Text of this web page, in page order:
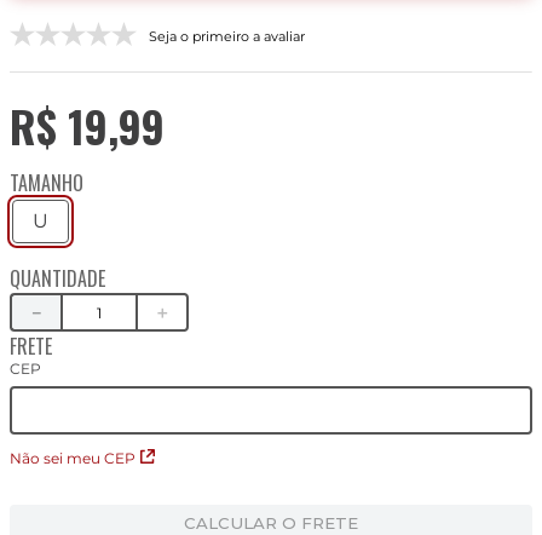
Seja o primeiro a avaliar
R$ 19,99
TAMANHO
U
QUANTIDADE
＋
－
FRETE
CEP
Não sei meu CEP
CALCULAR O FRETE